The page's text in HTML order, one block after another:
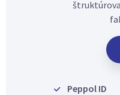
Peppol ID